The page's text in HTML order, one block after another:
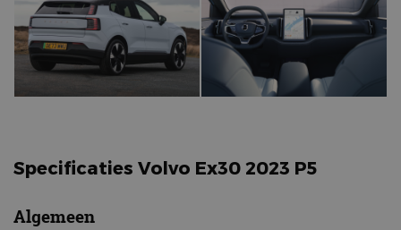
Specificaties Volvo Ex30 2023 P5
Algemeen